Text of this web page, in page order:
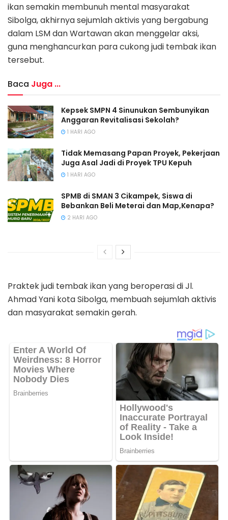
ikan semakin membunuh mental masyarakat
Sibolga, akhirnya sejumlah aktivis yang bergabung
dalam LSM dan Wartawan akan menggelar aksi,
guna menghancurkan para cukong judi tembak ikan
tersebut.
Baca Juga ...
Kepsek SMPN 4 Sinunukan Sembunyikan
Anggaran Revitalisasi Sekolah?
1 HARI AGO
Tidak Memasang Papan Proyek, Pekerjaan
Juga Asal Jadi di Proyek TPU Kepuh
1 HARI AGO
SPMB di SMAN 3 Cikampek, Siswa di
Bebankan Beli Meterai dan Map,Kenapa?
2 HARI AGO
Praktek judi tembak ikan yang beroperasi di Jl.
Ahmad Yani kota Sibolga, membuah sejumlah aktivis
dan masyarakat semakin gerah.